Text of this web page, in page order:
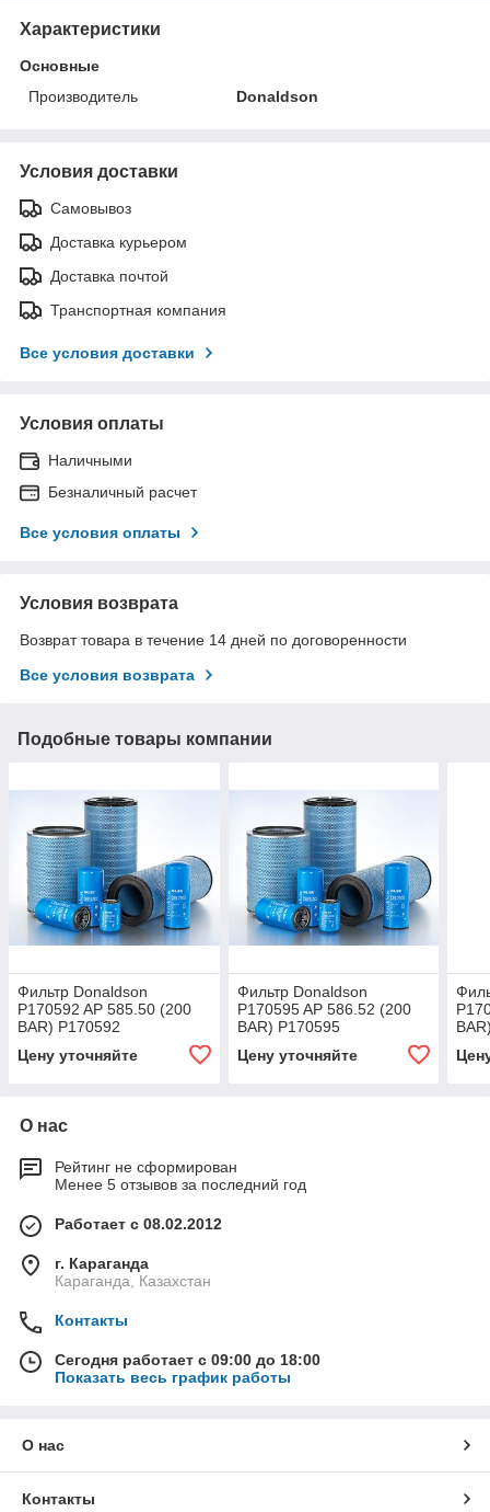
Характеристики
Основные
Производитель
Donaldson
Условия доставки
Самовывоз
Доставка курьером
Доставка почтой
Транспортная компания
Все условия доставки
Условия оплаты
Наличными
Безналичный расчет
Все условия оплаты
Условия возврата
Возврат товара в течение 14 дней по договоренности
Все условия возврата
Подобные товары компании
Фильтр Donaldson
P170592 AP 585.50 (200
BAR) P170592
Цену уточняйте
Фильтр Donaldson
P170595 AP 586.52 (200
BAR) P170595
Цену уточняйте
О нас
Рейтинг не сформирован
Менее 5 отзывов за последний год
Работает с 08.02.2012
г. Караганда
Караганда, Казахстан
Контакты
Сегодня работает с 09:00 до 18:00
Показать весь график работы
О нас
Контакты